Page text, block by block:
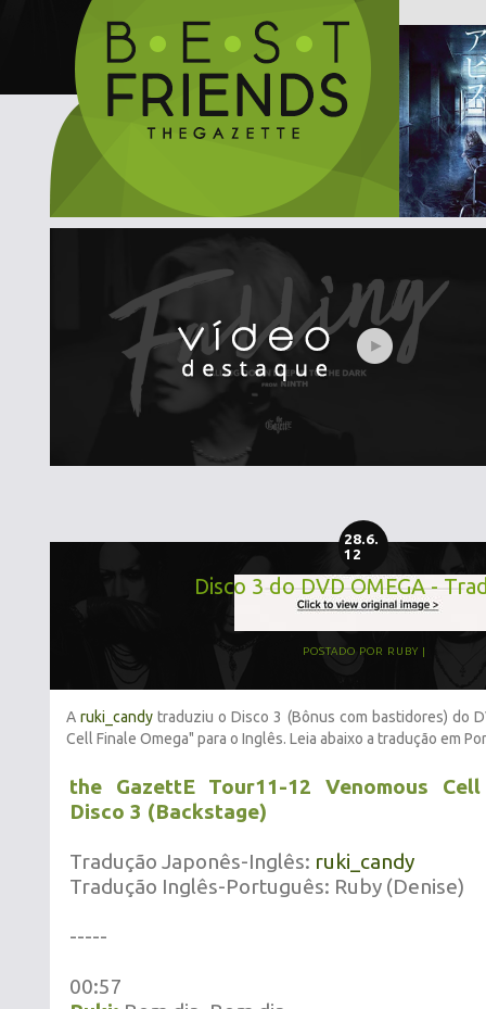
28.6.
12
Disco 3 do DVD OMEGA -
POSTADO POR RUBY
Aruki_candy traduziu o Disco 3 (Bônus com bastidores) do
Cell Finale Omega" para o Inglês. Leia abaixo a tradução em
the GazettE Tour11-12 Venomous
Disco 3 (Backstage)
Tradução Japonês-Inglês: ruki_candy
Tradução Inglês-Português: Ruby (Denise)
-----
00:57